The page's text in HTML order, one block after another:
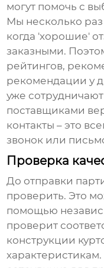
могут помочь с
Мы несколько
когда 'хорошие'
заказными.
рейтингов,
рекомендации у
уже
поставщиками
контакты – это
звонок или
Проверка
До отправки
проверить. Это
помощью
проверит
конструкции